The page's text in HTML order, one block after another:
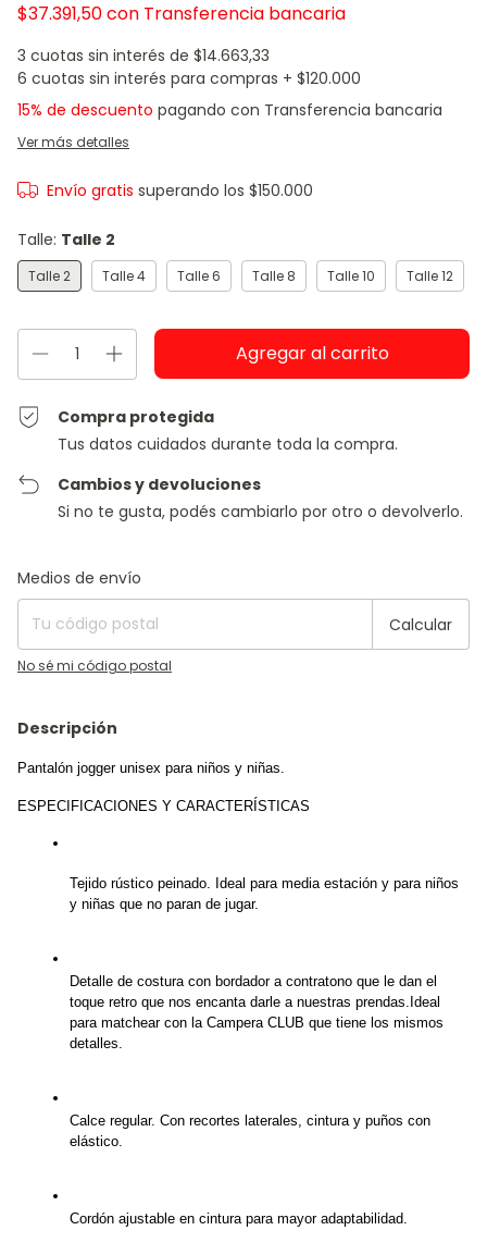
$37.391,50con Transferencia bancaria
3 cuotas sin interés de $14.663,33
15% de descuento pagando con Transferencia bancaria
Ver más detalles
Envío gratis superando los $150.000
Talle: Talle 2
Talle 2 Talle 4 Talle 6 Talle 8 Talle 10 Talle 12
Compra protegida
Tus datos cuidados durante toda la compra.
Cambios y devoluciones
Si no te gusta, podés cambiarlo por otro o devolverlo.
Entregas para el CP:
Medios de envío
Calcular
No sé mi código postal
Descripción
Pantalón jogger unisex para niños y niñas.
ESPECIFICACIONES Y CARACTERÍSTICAS
Tejido rústico peinado. Ideal para media estación y para niños
y niñas que no paran de jugar.
Detalle de costura con bordador a contratono que le dan el
toque retro que nos encanta darle a nuestras prendas.Ideal
para matchear con la Campera CLUB que tiene los mismos
detalles.
Calce regular. Con recortes laterales, cintura y puños con
elástico.
Cordón ajustable en cintura para mayor adaptabilidad.